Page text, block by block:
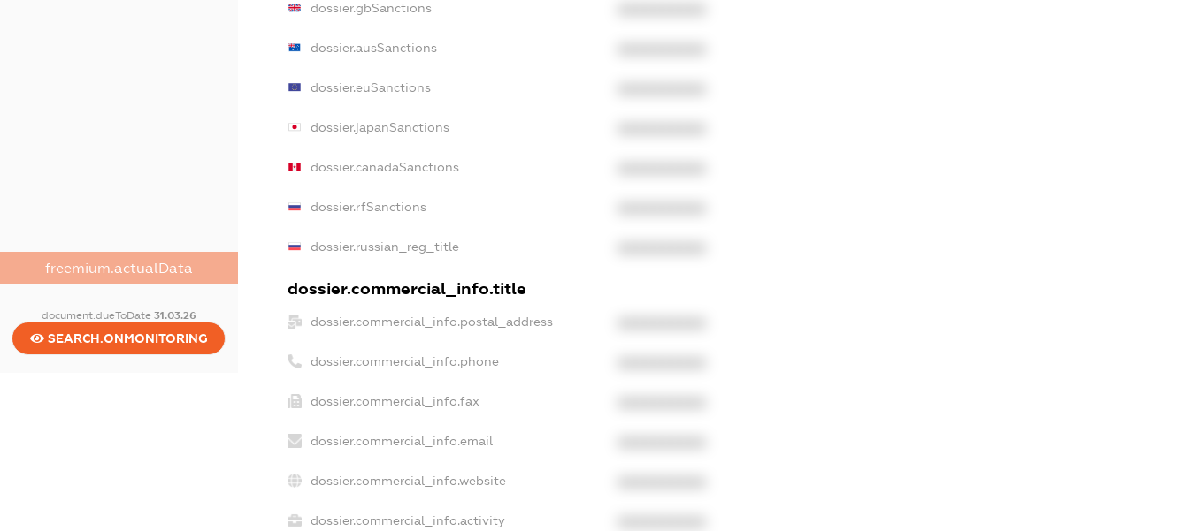
freemium.actualData
document.dueToDate 31.03.26
SEARCH.ONMONITORING
dossier.gbSanctions
dossier.ausSanctions
dossier.euSanctions
dossier.japanSanctions
dossier.canadaSanctions
dossier.rfSanctions
dossier.russian_reg_title
dossier.commercial_info.title
dossier.commercial_info.postal_address
dossier.commercial_info.phone
dossier.commercial_info.fax
dossier.commercial_info.email
dossier.commercial_info.website
dossier.commercial_info.activity